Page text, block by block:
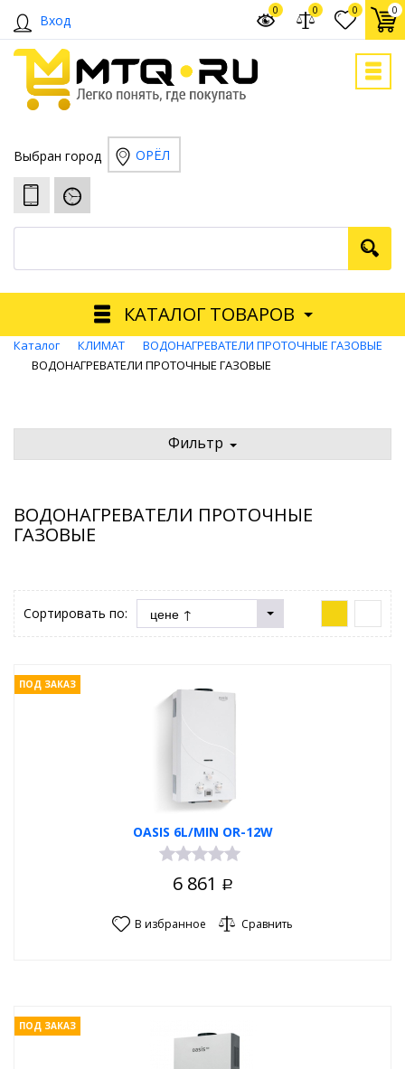
Вход
0 0
0 0
Выбран город ОРЁЛ
КАТАЛОГ ТОВАРОВ
Каталог КЛИМАТ
ВОДОНАГРЕВАТЕЛИ ПРОТОЧНЫЕ ГАЗОВЫЕ
ВОДОНАГРЕВАТЕЛИ ПРОТОЧНЫЕ ГАЗОВЫЕ
Фильтр
ВОДОНАГРЕВАТЕЛИ ПРОТОЧНЫЕ
ГАЗОВЫЕ
Сортировать по:
OASIS 6L/MIN OR-12W
ПОД ЗАКАЗ
6 861 Р
В избранное Сравнить
ПОД ЗАКАЗ